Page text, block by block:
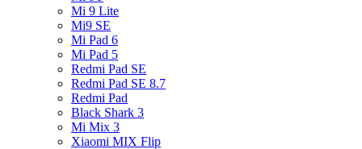
Mi 9 Lite
Mi9 SE
Mi Pad 6
Mi Pad 5
Redmi Pad SE
Redmi Pad SE 8.7
Redmi Pad
Black Shark 3
Mi Mix 3
Xiaomi MIX Flip